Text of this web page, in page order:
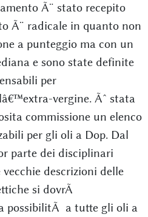
Ã¨ stato recepito
Ã¨ radicale in quanto non
a punteggio ma con un
e sono state definite
per
vergine. Ãˆ stata
commissione un elenco
per gli oli a Dop. Dal
parte dei disciplinari
descrizioni delle
si dovrÃ
possibilitÃ a tutte gli oli a